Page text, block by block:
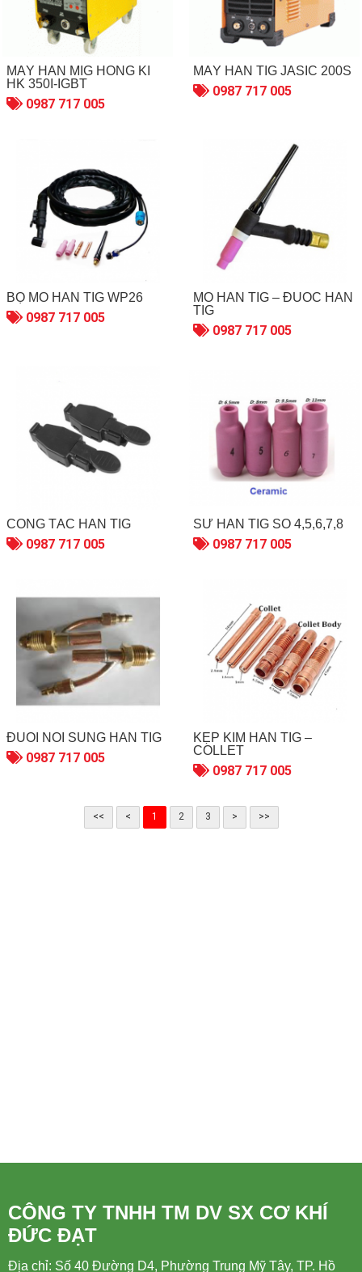
MÁY HÀN MIG HỒNG KÍ
HK 350I-IGBT
0987 717 005
MÁY HÀN TIG JASIC 200S
0987 717 005
BỘ MỎ HÀN TIG WP26
0987 717 005
MỎ HÀN TIG – ĐUỐC HÀN
TIG
0987 717 005
CÔNG TẮC HÀN TIG
0987 717 005
SỨ HÀN TIG SỐ 4,5,6,7,8
0987 717 005
ĐUÔI NỐI SÚNG HÀN TIG
0987 717 005
KẸP KIM HÀN TIG –
COLLET
0987 717 005
<< < 1 2 3 > >>
CÔNG TY TNHH TM DV SX CƠ KHÍ
ĐỨC ĐẠT
Địa chỉ: Số 40 Đường D4, Phường Trung Mỹ Tây, TP. Hồ